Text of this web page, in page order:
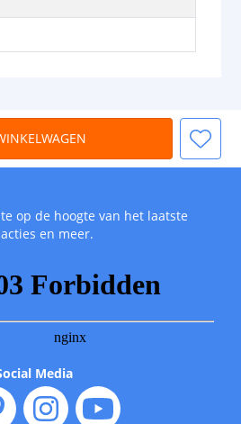
op de hoogte van het laatste
en meer.
Media